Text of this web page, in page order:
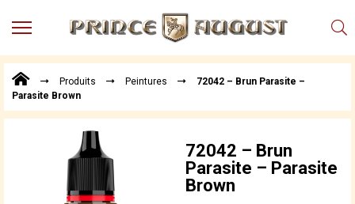
MENU
Points
de
Vente
Actualités
Téléchargements
Produits Peintures
72042 – Brun Parasite –
Parasite Brown
72042 – Brun
Parasite – Parasite
Brown